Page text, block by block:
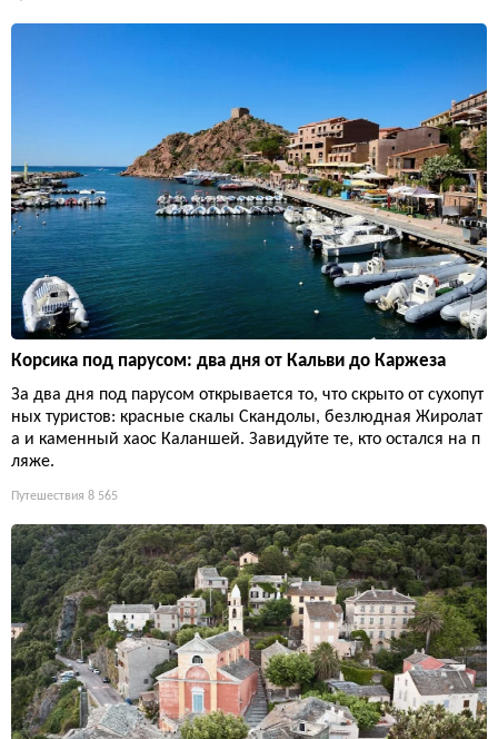
Корсика под парусом: два дня от Кальви до Каржеза
За два дня под парусом открывается то, что скрыто от сухопут
ных туристов: красные скалы Скандолы, безлюдная Жиролат
а и каменный хаос Каланшей. Завидуйте те, кто остался на п
ляже.
Путешествия 8 565